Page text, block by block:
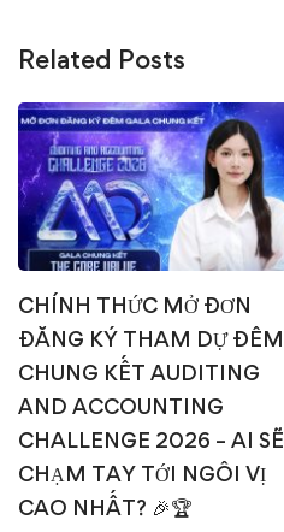
Related Posts
CHÍNH THỨC MỞ ĐƠN
ĐĂNG KÝ THAM DỰ ĐÊM
CHUNG KẾT AUDITING
AND ACCOUNTING
CHALLENGE 2026 – AI SẼ
CHẠM TAY TỚI NGÔI VỊ
CAO NHẤT? 🎉🏆